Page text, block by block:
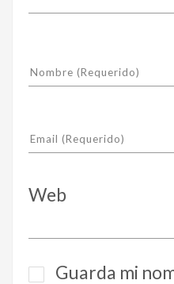
Web
Guarda mi